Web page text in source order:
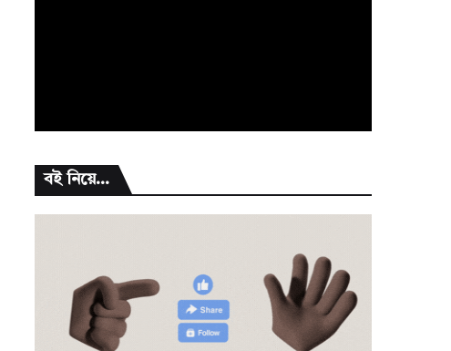
বই নিয়ে...